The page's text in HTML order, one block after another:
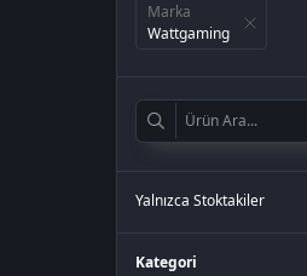
Marka
Wattgaming
Yalnızca Stoktakiler
Kategori